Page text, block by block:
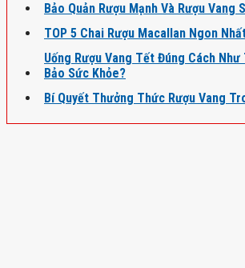
Bảo Quản Rượu Mạnh Và Rượu Vang
TOP 5 Chai Rượu Macallan Ngon
Uống Rượu Vang Tết Đúng Cách
Bảo Sức Khỏe?
Bí Quyết Thưởng Thức Rượu Vang